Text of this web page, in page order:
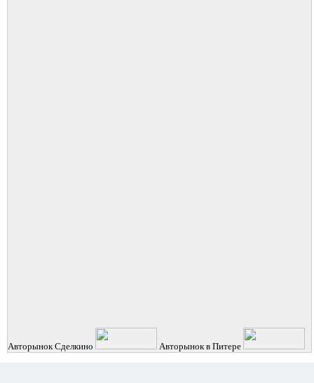
Авторынок Сделкино Авторынок в Питере